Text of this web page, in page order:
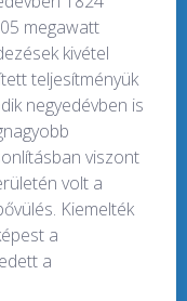
megawatt
kivétel
teljesítményük
negyedévben is
viszont
volt a
Kiemelték
a
a